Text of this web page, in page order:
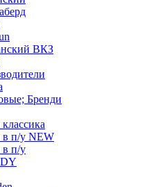
ВКЗ
Бренди
в п/у NEW
в п/у